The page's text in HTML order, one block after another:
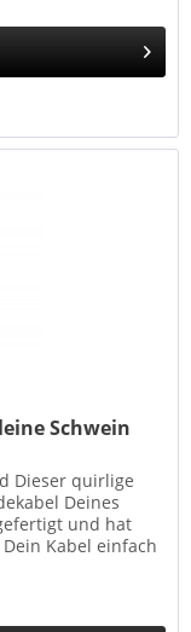
Schwein
Dieser quirlige
Deines
und hat
Kabel einfach